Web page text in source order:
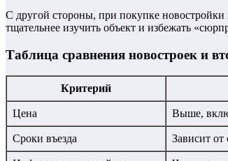
С другой стороны, при покупке
тщательнее изучить объект и избежать
Таблица сравнения новостроек и
Критерий
Цена Выше,
Сроки въезда Зависит от